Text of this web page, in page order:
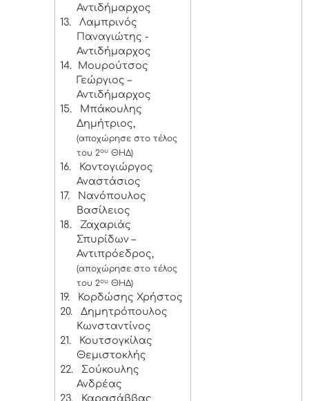
Αντιδήμαρχος
13.
Λαμπρινός
Παναγιώτης -
Αντιδήμαρχος
14.
Μουρούτσος
Γεώργιος –
Αντιδήμαρχος
15.
Μπάκουλης
Δημήτριος,
(αποχώρησε στο τέλος
του 2ουΘΗΔ)
16.
Κοντογιώργος
Αναστάσιος
17.
Νανόπουλος
Βασίλειος
18.
Ζαχαριάς
Σπυρίδων –
Αντιπρόεδρος,
(αποχώρησε στο τέλος
του 2ουΘΗΔ)
19.
Κορδώσης Χρήστος
20.
Δημητρόπουλος
Κωνσταντίνος
21.
Κουτσογκίλας
Θεμιστοκλής
22.
Σούκουλης
Ανδρέας
23.
Καρασάββας